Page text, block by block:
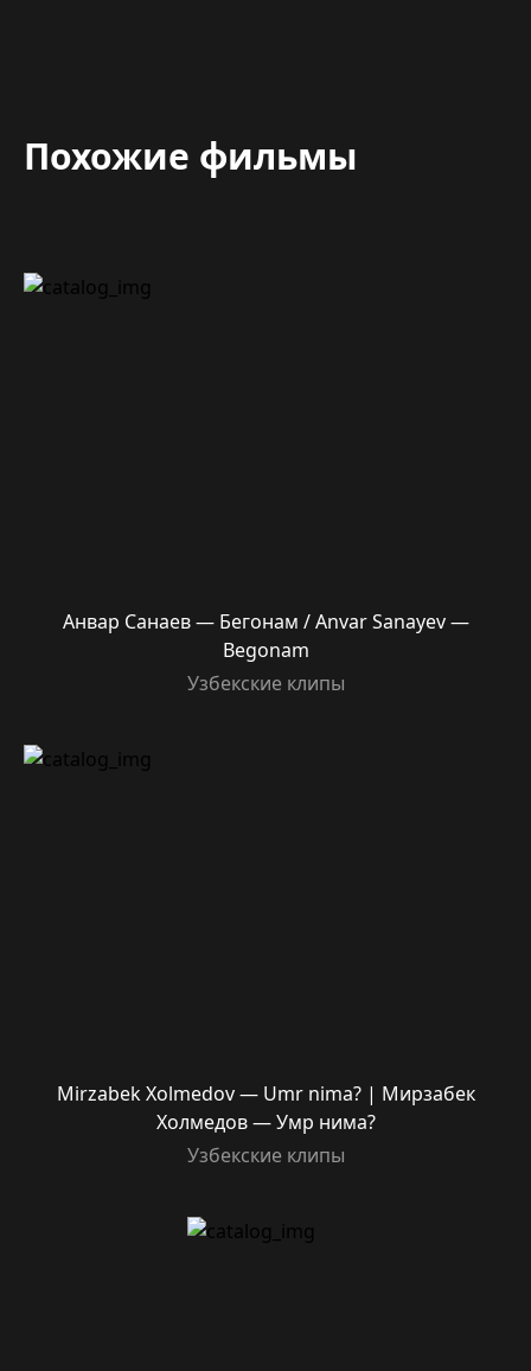
Похожие фильмы
Анвар Санаев — Бегонам / Anvar Sanayev —
Begonam
Узбекские клипы
Mirzabek Xolmedov — Umr nima? | Мирзабек
Холмедов — Умр нима?
Узбекские клипы